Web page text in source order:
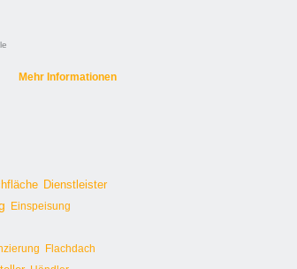
Mehr Informationen
Dienstleister
Einspeisung
Flachdach